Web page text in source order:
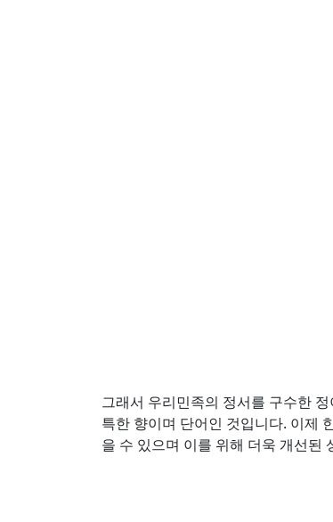
그래서 우리민족의 정서를 구수한
특한 향이며 단어인 것입니다. 이제
을 수 있으며 이를 위해 더욱 개선된